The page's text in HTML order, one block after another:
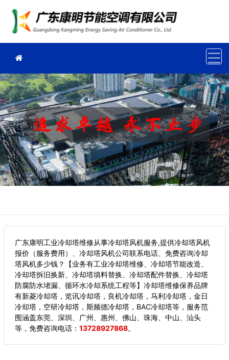
广东康明工业冷却塔维修从事冷却塔风机服务,提供冷却塔风机
报价（服务费用）、冷却塔风机公司联系电话、免费咨询冷却
塔风机多少钱？【业务有工业冷却塔维修、冷却塔节能改造、
冷却塔拆旧换新、冷却塔填料替换、冷却塔配件替换、冷却塔
防腐防水堵漏、循环水冷却系统工程等】冷却塔维修保养品牌
有新菱冷却塔，览讯冷却塔，良机冷却塔，马利冷却塔，金日
冷却塔，空研冷却塔，斯频德冷却塔，BAC冷却塔等，服务范
围涵盖东莞、深圳、广州、惠州、佛山、珠海、中山、汕头
等， 免费咨询电话： 13728927868。